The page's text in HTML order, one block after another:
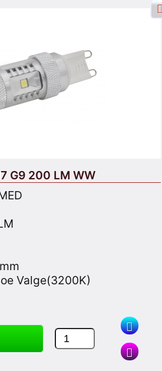
G9 200 LM WW
Valge(3200K)